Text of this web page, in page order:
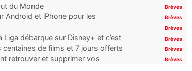
du Monde Brèves
Android et iPhone pour les
Brèves
Brèves
débarque sur Disney+ et c’est
Brèves
centaines de films et 7 jours offerts Brèves
retrouver et supprimer vos
Brèves